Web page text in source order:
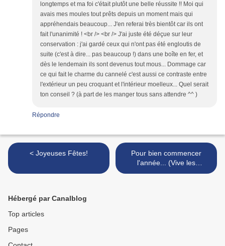
longtemps et ma foi c'était plutôt une belle réussite !! Moi qui
avais mes moules tout prêts depuis un moment mais qui
appréhendais beaucoup... J'en referai très bientôt car ils ont
fait l'unanimité ! <br /> <br /> J'ai juste été déçue sur leur
conservation : j'ai gardé ceux qui n'ont pas été engloutis de
suite (c'est à dire... pas beaucoup !) dans une boîte en fer, et
dès le lendemain ils sont devenus tout mous... Dommage car
ce qui fait le charme du cannelé c'est aussi ce contraste entre
l'extérieur un peu croquant et l'intérieur moelleux... Quel serait
ton conseil ? (à part de les manger tous sans attendre ^^ )
Répondre
< Joyeuses Fêtes!
Pour bien commencer
l'année... (Vive les
épinards, tome 1) >
Hébergé par Canalblog
Top articles
Pages